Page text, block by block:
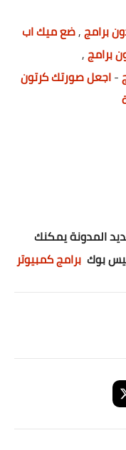
برامج,ضع ميك اب
برامج,
-اجعل صورتك كرتون
المدونة يمكنك
بوكبرامج كمبيوتر